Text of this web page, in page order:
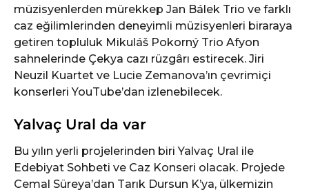
müzisyenlerden mürekkep Jan Bálek Trio ve farklı
caz eğilimlerinden deneyimli müzisyenleri biraraya
getiren topluluk Mikuláš Pokorný Trio Afyon
sahnelerinde Çekya cazı rüzgârı estirecek. Jiri
Neuzil Kuartet ve Lucie Zemanova’ın çevrimiçi
konserleri YouTube’dan izlenebilecek.
Yalvaç Ural da var
Bu yılın yerli projelerinden biri Yalvaç Ural ile
Edebiyat Sohbeti ve Caz Konseri olacak. Projede
Cemal Süreya’dan Tarık Dursun K’ya, ülkemizin